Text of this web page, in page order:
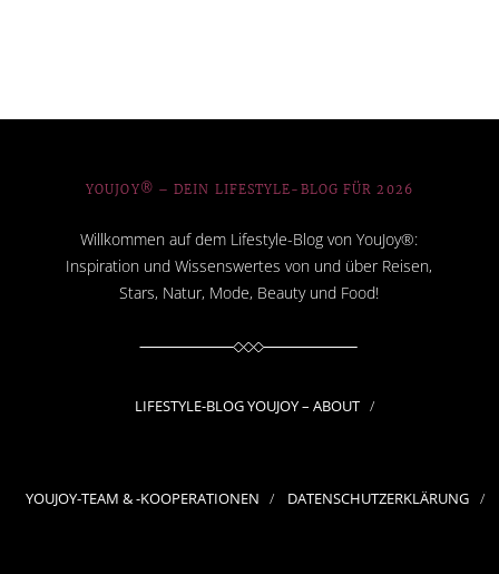
YOUJOY® – DEIN LIFESTYLE-BLOG FÜR 2026
Willkommen auf dem Lifestyle-Blog von YouJoy®:
Inspiration und Wissenswertes von und über Reisen,
Stars, Natur, Mode, Beauty und Food!
LIFESTYLE-BLOG YOUJOY – ABOUT
YOUJOY-TEAM & -KOOPERATIONEN DATENSCHUTZERKLÄRUNG